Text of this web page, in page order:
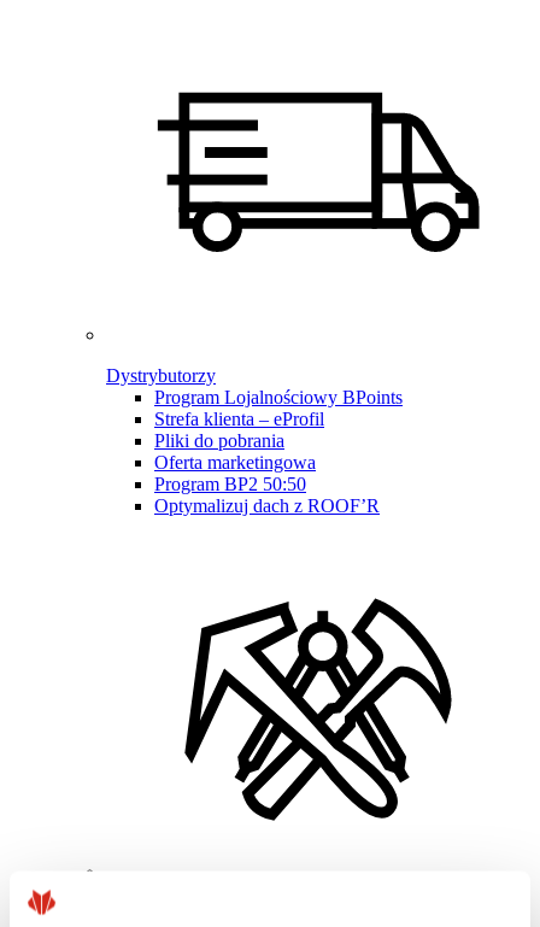
Dystrybutorzy
Program Lojalnościowy BPoints
Strefa klienta – eProfil
Pliki do pobrania
Oferta marketingowa
Program BP2 50:50
Optymalizuj dach z ROOF’R